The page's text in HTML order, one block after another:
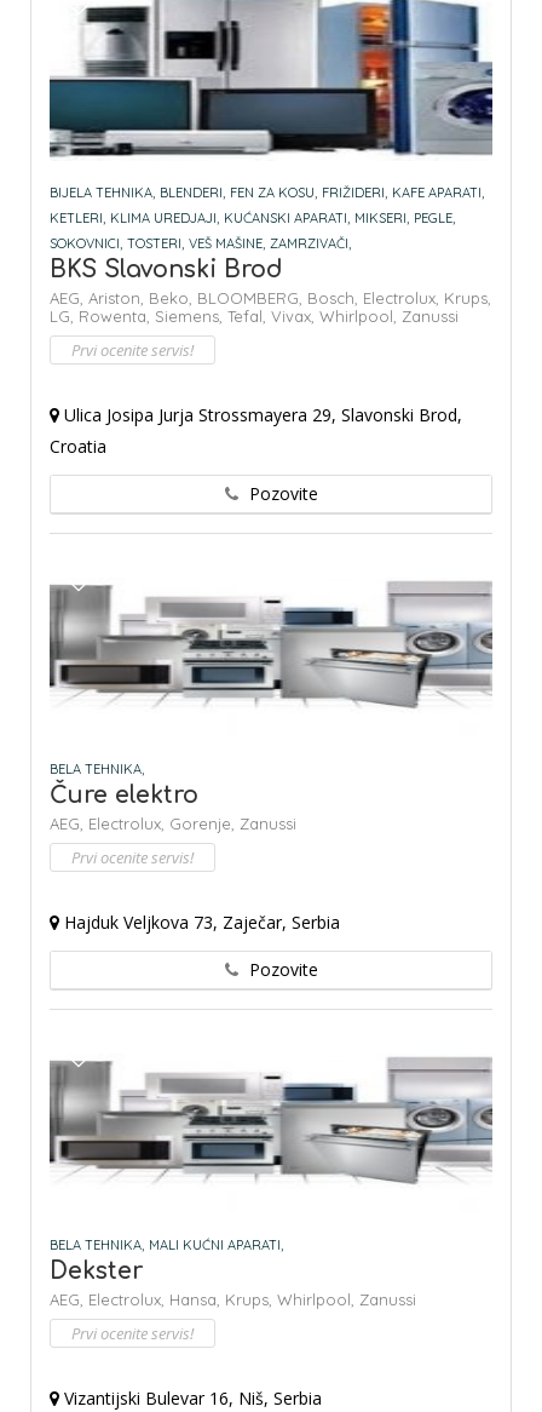
BIJELA TEHNIKA, BLENDERI, FEN ZA KOSU, FRIŽIDERI, KAFE APARATI,
KETLERI, KLIMA UREDJAJI, KUĆANSKI APARATI, MIKSERI, PEGLE,
SOKOVNICI, TOSTERI, VEŠ MAŠINE, ZAMRZIVAČI,
BKS Slavonski Brod
AEG, Ariston, Beko, BLOOMBERG, Bosch, Electrolux, Krups,
LG, Rowenta, Siemens, Tefal, Vivax, Whirlpool, Zanussi
Prvi ocenite servis!
Ulica Josipa Jurja Strossmayera 29, Slavonski Brod,
Croatia
Pozovite
BELA TEHNIKA,
Čure elektro
AEG, Electrolux, Gorenje, Zanussi
Prvi ocenite servis!
Hajduk Veljkova 73, Zaječar, Serbia
Pozovite
BELA TEHNIKA, MALI KUĆNI APARATI,
Dekster
AEG, Electrolux, Hansa, Krups, Whirlpool, Zanussi
Prvi ocenite servis!
Vizantijski Bulevar 16, Niš, Serbia